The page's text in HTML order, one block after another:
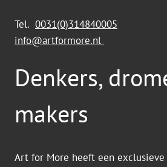
Tel. 0031(0)314840005
info@artformore.nl
Denkers,
makers
Art for More heeft een